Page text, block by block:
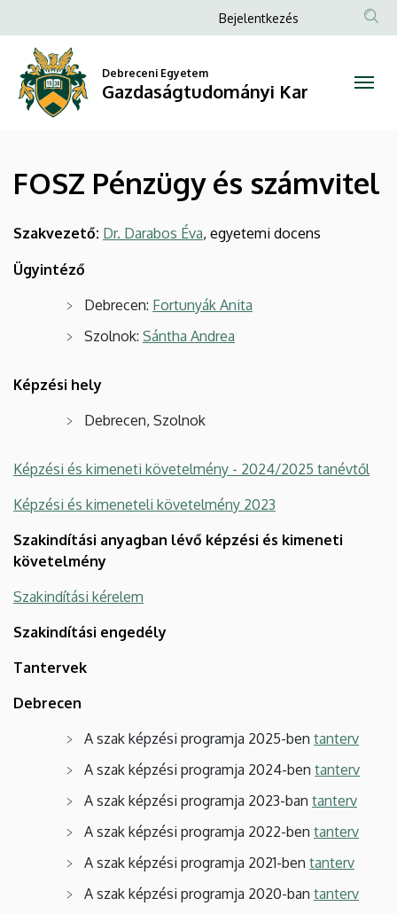
Pénzügy
és
számvitel
Gazdaságtudományi
Kar
a
tartalomra
Anonim
menüje
Bejelentkezés
Debreceni Egyetem
Gazdaságtudományi Kar
FOSZ Pénzügy és számvitel
Szakvezető: Dr. Darabos Éva, egyetemi docens
Ügyintéző
Debrecen: Fortunyák Anita
Szolnok: Sántha Andrea
Képzési hely
Debrecen, Szolnok
Képzési és kimeneti követelmény - 2024/2025 tanévtől
Képzési és kimeneteli követelmény 2023
Szakindítási anyagban lévő képzési és kimeneti
követelmény
Szakindítási kérelem
Szakindítási engedély
Tantervek
Debrecen
A szak képzési programja 2025-ben tanterv
A szak képzési programja 2024-ben tanterv
A szak képzési programja 2023-ban tanterv
A szak képzési programja 2022-ben tanterv
A szak képzési programja 2021-ben tanterv
A szak képzési programja 2020-ban tanterv